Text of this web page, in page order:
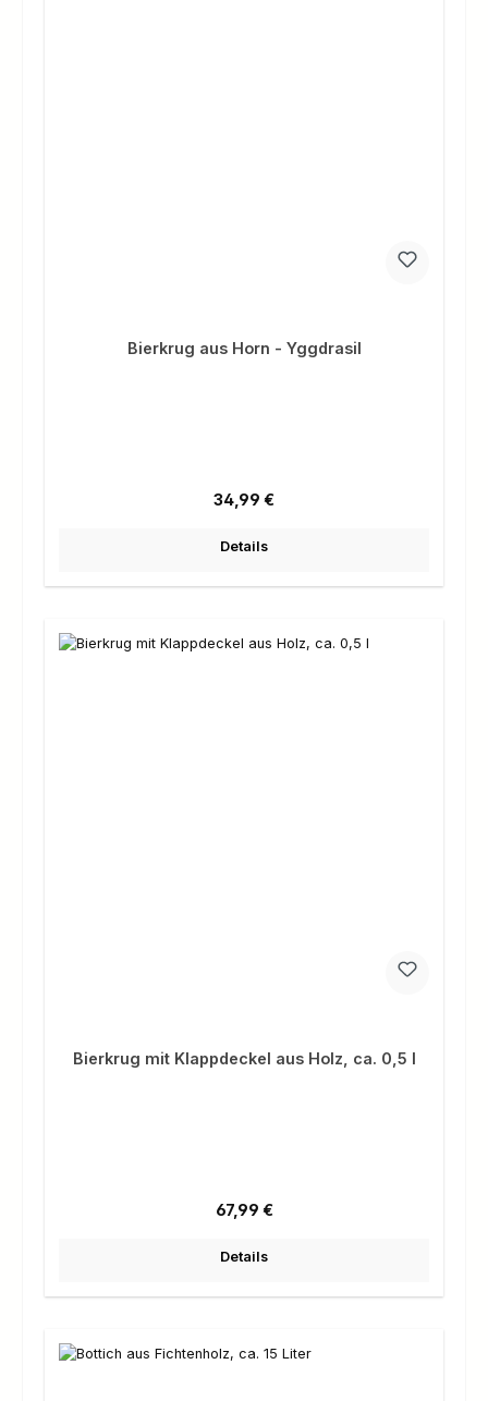
Bierkrug aus Horn - Yggdrasil
Regulärer Preis:
34,99 €
Details
Bierkrug mit Klappdeckel aus Holz, ca. 0,5 l
Regulärer Preis:
67,99 €
Details